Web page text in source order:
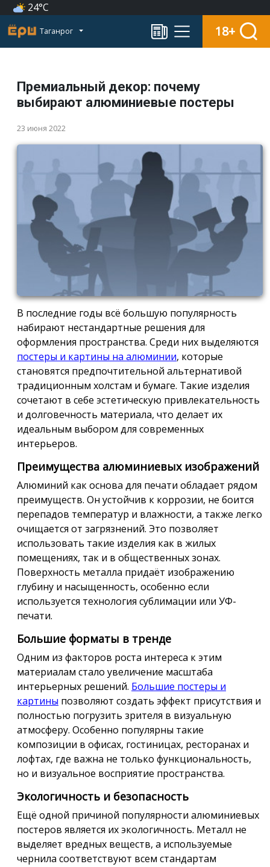
24°C
Таганрог 18+
Премиальный декор: почему
выбирают алюминиевые постеры
23 июня 2022
В последние годы всё большую популярность
набирают нестандартные решения для
оформления пространства. Среди них выделяются
постеры и картины на алюминии, которые
становятся предпочтительной альтернативой
традиционным холстам и бумаге. Такие изделия
сочетают в себе эстетическую привлекательность
и долговечность материала, что делает их
идеальным выбором для современных
интерьеров.
Преимущества алюминиевых изображений
Алюминий как основа для печати обладает рядом
преимуществ. Он устойчив к коррозии, не боится
перепадов температур и влажности, а также легко
очищается от загрязнений. Это позволяет
использовать такие изделия как в жилых
помещениях, так и в общественных зонах.
Поверхность металла придаёт изображению
глубину и насыщенность, особенно если
используется технология сублимации или УФ-
печати.
Большие форматы в тренде
Одним из факторов роста интереса к этим
материалам стало увеличение масштаба
интерьерных решений. Большие постеры и
картины позволяют создать эффект присутствия и
полностью погрузить зрителя в визуальную
атмосферу. Особенно популярны такие
композиции в офисах, гостиницах, ресторанах и
лофтах, где важна не только функциональность,
но и визуальное восприятие пространства.
Экологичность и безопасность
Ещё одной причиной популярности алюминиевых
постеров является их экологичность. Металл не
выделяет вредных веществ, а используемые
чернила соответствуют всем стандартам